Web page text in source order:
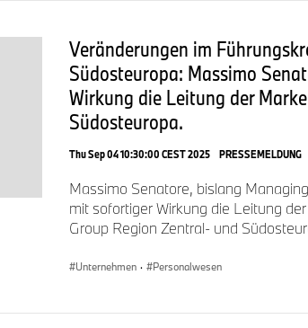
https://www.youtube.com/bmwgroup
Instagram:https://www.instagram.com/
Facebook:https://www.facebook.com/
https://www.x.com/bmwgroup
Veränderungen im
Südosteuropa: Massimo
Wirkung die Leitung der
Südosteuropa.
Thu Sep 04 10:30:00 CEST 2025 PRESSEMELDUNG
Massimo Senatore, bislang
mit sofortiger Wirkung die Leitung
Group Region Zentral- und
Unternehmen · Personalwesen